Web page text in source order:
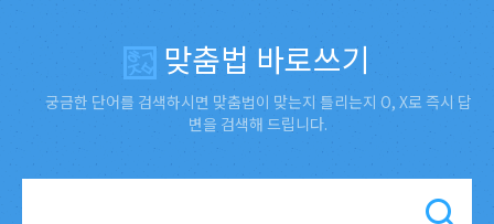
맞춤법 바로쓰기
궁금한 단어를 검색하시면 맞춤법이 맞는지 틀리는지 O, X로 즉시 답
변을 검색해 드립니다.